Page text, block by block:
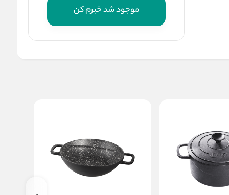
موجود شد خبرم کن